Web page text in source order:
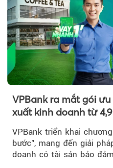
VPBank ra mắt gói
xuất kinh doanh từ
VPBank triển khai
bước”, mang đến giải
doanh có tài sản bảo